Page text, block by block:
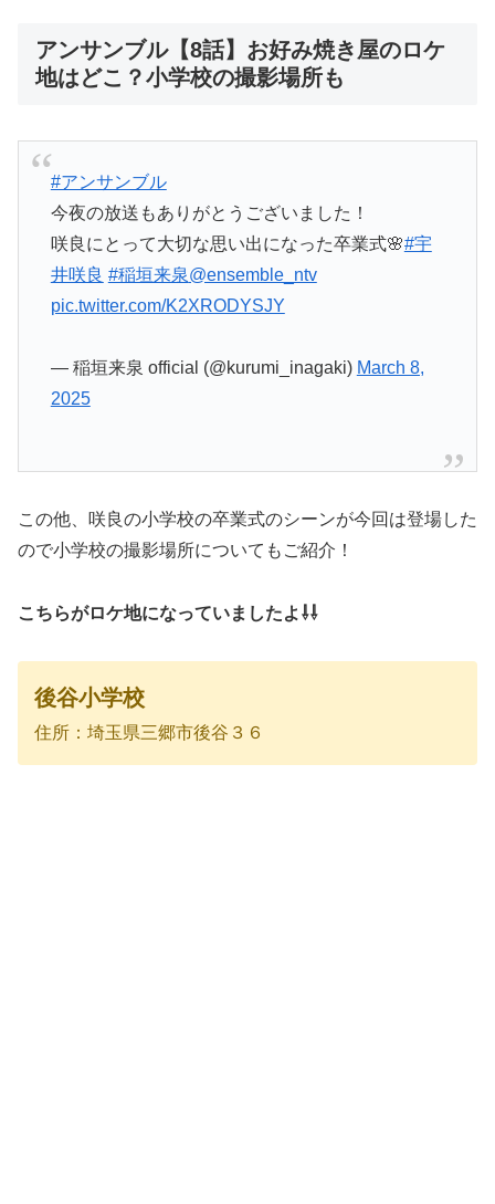
アンサンブル【8話】お好み焼き屋のロケ
地はどこ？小学校の撮影場所も
#アンサンブル
今夜の放送もありがとうございました！
咲良にとって大切な思い出になった卒業式🌸#宇
井咲良 #稲垣来泉@ensemble_ntv
pic.twitter.com/K2XRODYSJY
— 稲垣来泉 official (@kurumi_inagaki) March 8,
2025
この他、咲良の小学校の卒業式のシーンが今回は登場した
ので小学校の撮影場所についてもご紹介！
こちらがロケ地になっていましたよ⇩⇩
後谷小学校
住所：埼玉県三郷市後谷３６